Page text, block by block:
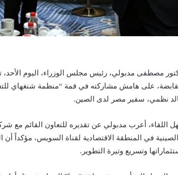
مصطفى مدبولي، رئيس مجلس الوزراء، اليوم
على هامش مشاركته في قمة “منظمة شنغهاي
نظمي، سفير مصر لدى الصين.
اللقاء، أعرب مدبولي عن تقديره للتعاون القائم مع
الصينية في المنطقة الاقتصادية لقناة السويس، مؤكداً
وتسريع وتيرة التطوير.